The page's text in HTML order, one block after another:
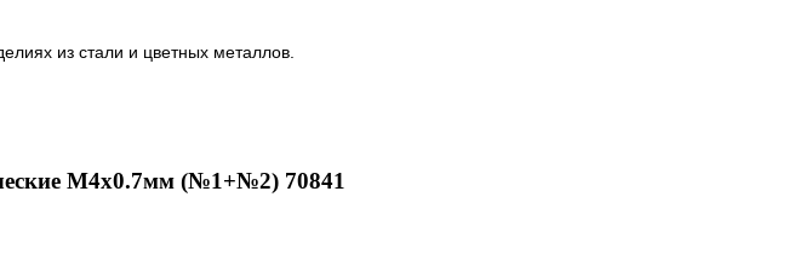
из стали и цветных металлов.
М4х0.7мм (№1+№2) 70841